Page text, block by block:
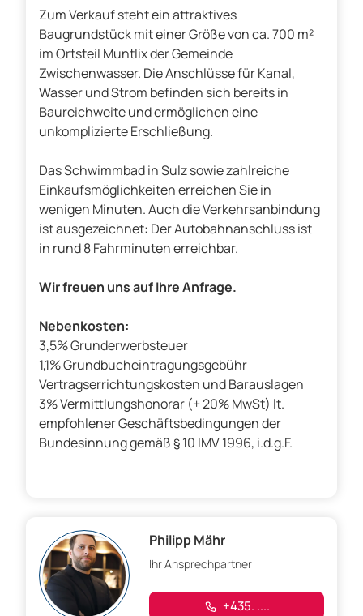
Zum Verkauf steht ein attraktives
Baugrundstück mit einer Größe von ca. 700 m²
im Ortsteil Muntlix der Gemeinde
Zwischenwasser. Die Anschlüsse für Kanal,
Wasser und Strom befinden sich bereits in
Baureichweite und ermöglichen eine
unkomplizierte Erschließung.
Das Schwimmbad in Sulz sowie zahlreiche
Einkaufsmöglichkeiten erreichen Sie in
wenigen Minuten. Auch die Verkehrsanbindung
ist ausgezeichnet: Der Autobahnanschluss ist
in rund 8 Fahrminuten erreichbar.
Wir freuen uns auf Ihre Anfrage.
Nebenkosten:
3,5% Grunderwerbsteuer
1,1% Grundbucheintragungsgebühr
Vertragserrichtungskosten und Barauslagen
3% Vermittlungshonorar (+ 20% MwSt) lt.
empfohlener Geschäftsbedingungen der
Bundesinnung gemäß § 10 IMV 1996, i.d.g.F.
Philipp Mähr
Ihr Ansprechpartner
+435. ....